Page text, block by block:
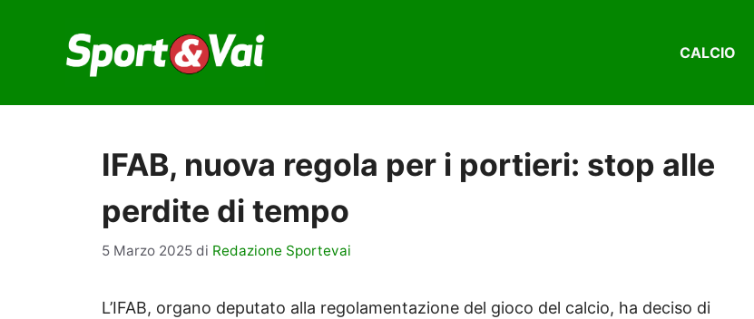
contenuto
CALCIO
IFAB, nuova regola per i portieri: stop alle
perdite di tempo
5 Marzo 2025 di Redazione Sportevai
L’IFAB, organo deputato alla regolamentazione del gioco del calcio, ha deciso di